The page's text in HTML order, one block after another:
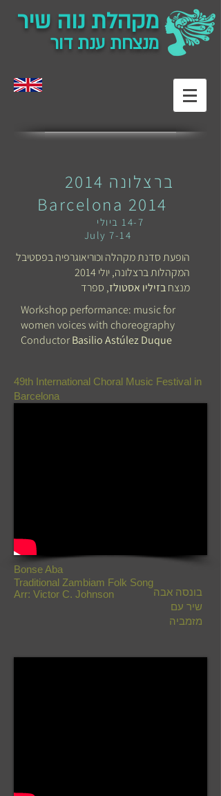
מקהלת נוה שיר
מנצחת ענת דור
14-7 ביולי
הופעת סדנת מקהלה וכוריאוגרפיה בפסטיבל
המקהלות ברצלונה, יולי 2014
מנצחבזיליו אסטולז, ספרד
Workshop performance: music for
women voices with choreography
ConductorBasilio Astúlez Duque
49th International Choral Music Festival in
Barcelona
Bonse Aba
Traditional Zambiam Folk Song
Arr: Victor C. Johnson
בונסה אבה
שיר עם
מזמביה